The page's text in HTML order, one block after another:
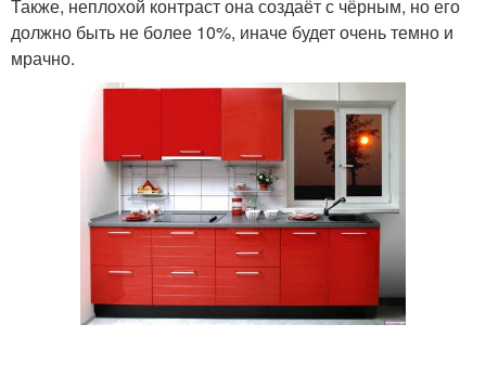
Также, неплохой контраст она создаёт с чёрным, но его
должно быть не более 10%, иначе будет очень темно и
мрачно.